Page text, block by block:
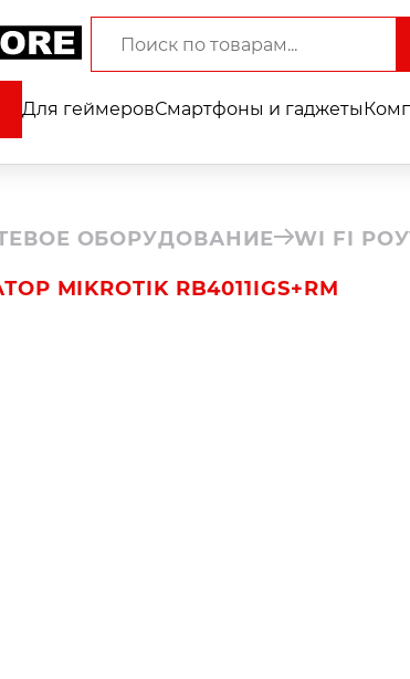
Для геймеровСмартфоны и гаджеты
ОБОРУДОВАНИЕ WI FI
MIKROTIK RB4011IGS+RM